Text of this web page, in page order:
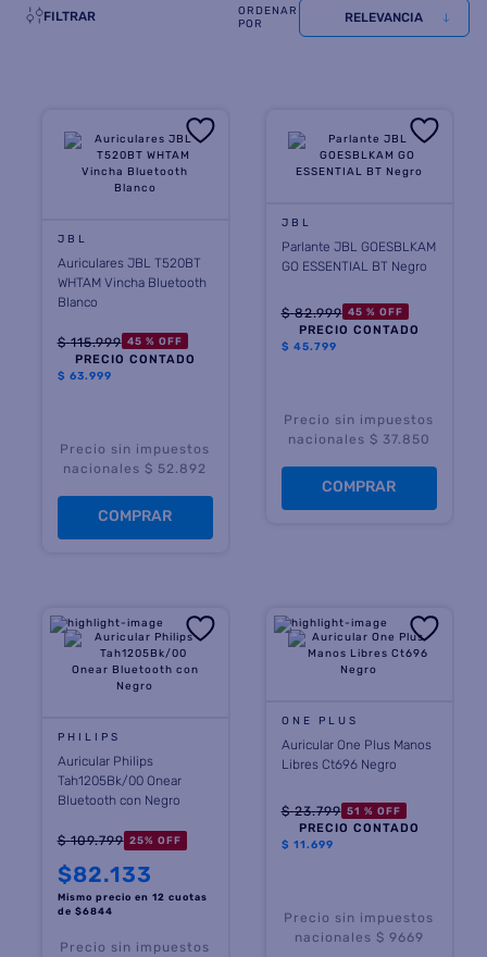
FILTRAR RELEVANCIA
JBL
Auriculares JBL T520BT
WHTAM Vincha Bluetooth
Blanco
$ 115.999 45 % OFF
PRECIO CONTADO
$ 63.999
Precio sin impuestos
nacionales $ 52.892
COMPRAR
JBL
Parlante JBL GOESBLKAM
GO ESSENTIAL BT Negro
$ 82.999 45 % OFF
PRECIO CONTADO
$ 45.799
Precio sin impuestos
nacionales $ 37.850
COMPRAR
PHILIPS
Auricular Philips
Tah1205Bk/00 Onear
Bluetooth con Negro
$ 109.799 25% OFF
$82.133
Mismo precio en 12 cuotas
de $6844
Precio sin impuestos
ONE PLUS
Auricular One Plus Manos
Libres Ct696 Negro
$ 23.799 51 % OFF
PRECIO CONTADO
$ 11.699
Precio sin impuestos
nacionales $ 9669
termotanque